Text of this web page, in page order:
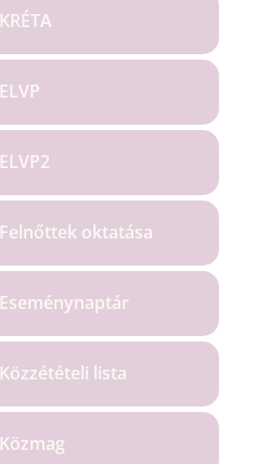
KRÉTA
ELVP
ELVP2
Felnőttek oktatása
Eseménynaptár
Közzétételi lista
Közmag